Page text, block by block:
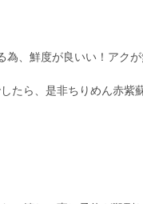
、鮮度が良いい！アクが
たら、是非ちりめん赤紫